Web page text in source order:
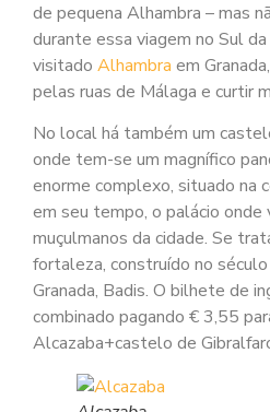
de pequena Alhambra – mas
durante essa viagem no Sul
visitado Alhambra em
pelas ruas de Málaga e curtir
No local há também um
onde tem-se um magnífico
enorme complexo, situado na
em seu tempo, o palácio onde
muçulmanos da cidade. Se
fortaleza, construído no
Granada, Badis. O bilhete de
combinado pagando € 3,55
Alcazaba+castelo de